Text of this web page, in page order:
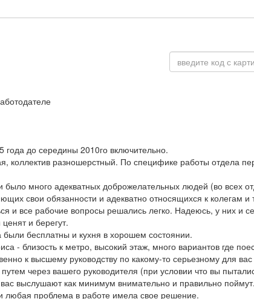
года до середины 2010го включительно.
коллектив разношерстный. По специфике работы отдела
было много адекватных доброжелательных людей (во всех
свои обязанности и адекватно относящихся к колегам и
и все рабочие вопросы решались легко. Надеюсь, у них и
и берегут.
бесплатны и кухня в хорошем состоянии.
- близость к метро, высокий этаж, много вариантов где
к высшему руководству по какому-то серьезному для
через вашего руководителя (при условии что вы
вас выслушают как минимум внимательно и правильно поймут.
любая проблема в работе имела свое решение.